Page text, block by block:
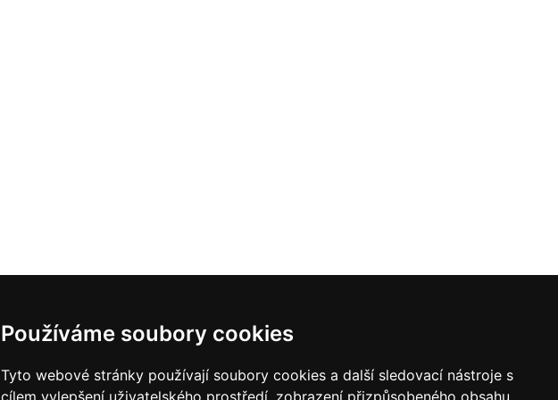
Používáme soubory cookies
Tyto webové stránky používají soubory cookies a další sledovací nástroje s
cílem vylepšení uživatelského prostředí, zobrazení přizpůsobeného obsahu